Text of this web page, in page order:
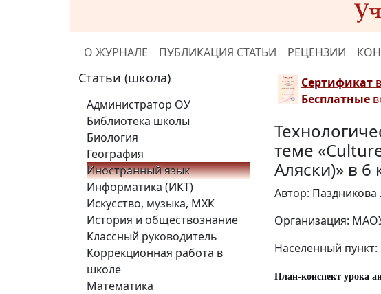
О ЖУРНАЛЕ ПУБЛИКАЦИЯ СТАТЬИ РЕЦЕНЗИИ
Статьи (школа)
Администратор ОУ
Библиотека школы
Биология
География
Иностранный язык
Информатика (ИКТ)
Искусство, музыка, МХК
История и обществознание
Классный руководитель
Коррекционная работа в
школе
Математика
Сертификат
Бесплатные
теме
Аляски)» в 6
Автор:
Организация:
Населенный
План-конспект урока